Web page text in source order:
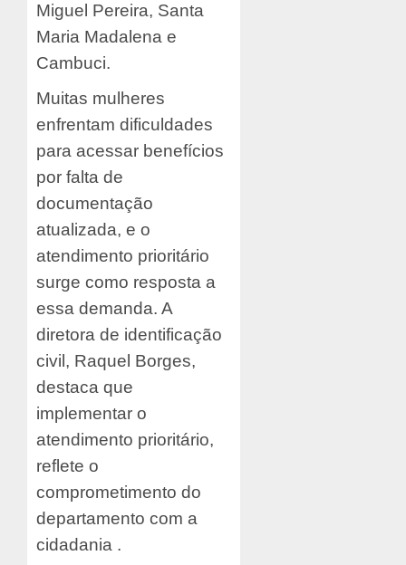
Miguel Pereira, Santa
Maria Madalena e
Cambuci.
Muitas mulheres
enfrentam dificuldades
para acessar benefícios
por falta de
documentação
atualizada, e o
atendimento prioritário
surge como resposta a
essa demanda. A
diretora de identificação
civil, Raquel Borges,
destaca que
implementar o
atendimento prioritário,
reflete o
comprometimento do
departamento com a
cidadania .